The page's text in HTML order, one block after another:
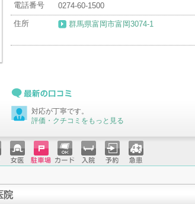
電話番号
0274-60-1500
住所
群馬県富岡市富岡3074-1
最新の口コミ対応が丁寧です。
評価・クチコミをもっと見る
女医 駐車場クレジ入院 予約 急患
院